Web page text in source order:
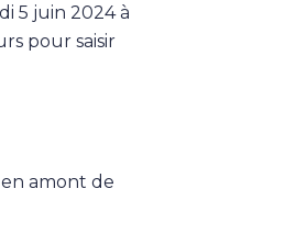
5 juin 2024 à
pour saisir
en amont de